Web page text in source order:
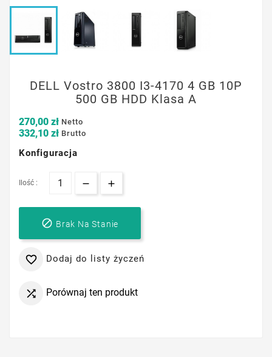
DELL Vostro 3800 I3-4170 4 GB 10P
500 GB HDD Klasa A
270,00 zł Netto
332,10 zł Brutto
Konfiguracja
Ilość :
 Brak Na Stanie
 Dodaj do listy życzeń
 Porównaj ten produkt